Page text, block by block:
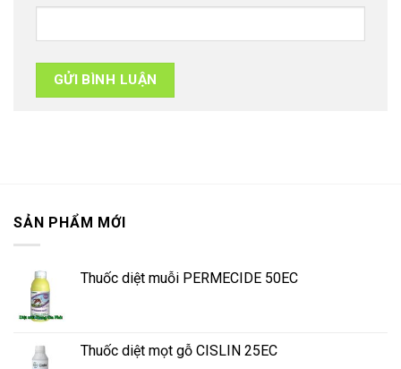
SẢN PHẨM MỚI
Thuốc diệt muỗi PERMECIDE 50EC
Thuốc diệt mọt gỗ CISLIN 25EC